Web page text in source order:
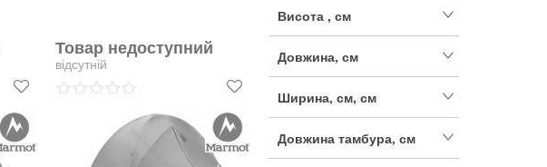
Товар недоступний
відсутній
Висота , см
Довжина, см
Ширина, см, см
Довжина тамбура, см